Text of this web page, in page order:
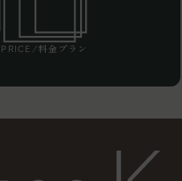
PRICE /料金プラン